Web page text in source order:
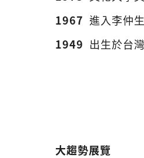
1967 進入李仲
1949 出生於台
大趨勢展覽